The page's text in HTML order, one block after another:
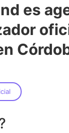
es